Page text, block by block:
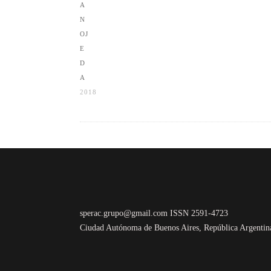
2018
sperac.grupo@gmail.com ISSN 2591-4723
Ciudad Autónoma de Buenos Aires, República